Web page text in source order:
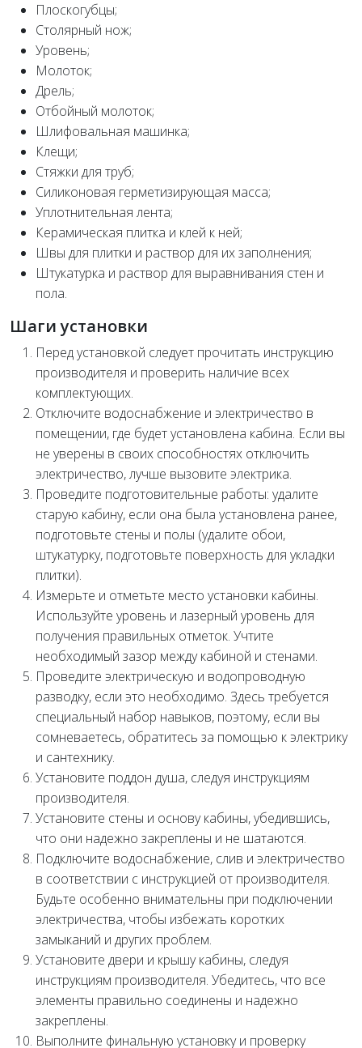
Плоскогубцы;
Столярный нож;
Уровень;
Молоток;
Дрель;
Отбойный молоток;
Шлифовальная машинка;
Клещи;
Стяжки для труб;
Силиконовая герметизирующая масса;
Уплотнительная лента;
Керамическая плитка и клей к ней;
Швы для плитки и раствор для их заполнения;
Штукатурка и раствор для выравнивания стен и
пола.
Шаги установки
Перед установкой следует прочитать инструкцию
производителя и проверить наличие всех
комплектующих.
Отключите водоснабжение и электричество в
помещении, где будет установлена кабина. Если вы
не уверены в своих способностях отключить
электричество, лучше вызовите электрика.
Проведите подготовительные работы: удалите
старую кабину, если она была установлена ранее,
подготовьте стены и полы (удалите обои,
штукатурку, подготовьте поверхность для укладки
плитки).
Измерьте и отметьте место установки кабины.
Используйте уровень и лазерный уровень для
получения правильных отметок. Учтите
необходимый зазор между кабиной и стенами.
Проведите электрическую и водопроводную
разводку, если это необходимо. Здесь требуется
специальный набор навыков, поэтому, если вы
сомневаетесь, обратитесь за помощью к электрику
и сантехнику.
Установите поддон душа, следуя инструкциям
производителя.
Установите стены и основу кабины, убедившись,
что они надежно закреплены и не шатаются.
Подключите водоснабжение, слив и электричество
в соответствии с инструкцией от производителя.
Будьте особенно внимательны при подключении
электричества, чтобы избежать коротких
замыканий и других проблем.
Установите двери и крышу кабины, следуя
инструкциям производителя. Убедитесь, что все
элементы правильно соединены и надежно
закреплены.
Выполните финальную установку и проверку